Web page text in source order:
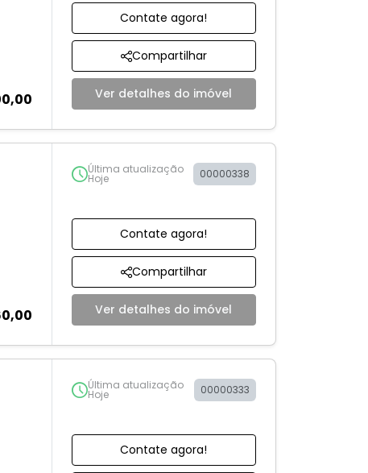
Contate agora!
Compartilhar
Ver detalhes do imóvel
Última atualização
Hoje 00000338
Contate agora!
Compartilhar
Ver detalhes do imóvel
Última atualização
Hoje 00000333
Contate agora!